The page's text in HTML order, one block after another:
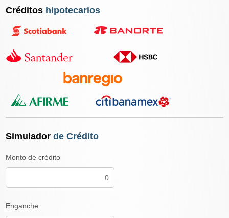
Créditos hipotecarios
Simulador de Crédito
Monto de crédito
Enganche